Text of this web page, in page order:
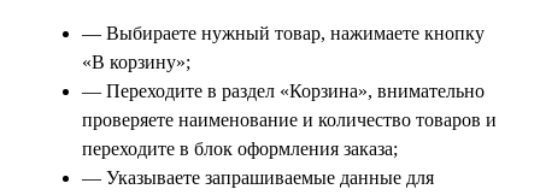
— Выбираете нужный товар, нажимаете кнопку
«В корзину»;
— Переходите в раздел «Корзина», внимательно
проверяете наименование и количество товаров и
переходите в блок оформления заказа;
— Указываете запрашиваемые данные для